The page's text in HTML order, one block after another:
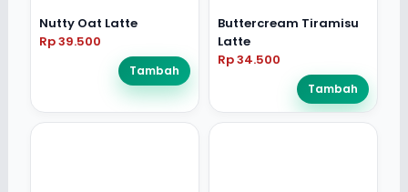
Nutty Oat Latte
Rp 39.500
Tambah
Buttercream Tiramisu
Latte
Rp 34.500
Tambah